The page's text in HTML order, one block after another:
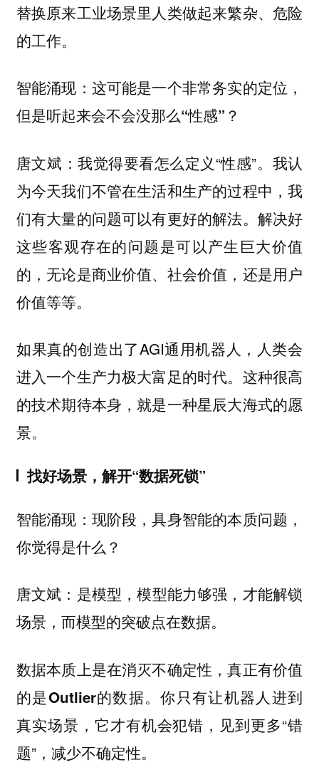
替换原来工业场景里人类做起来繁杂、危险
的工作。
智能涌现：这可能是一个非常务实的定位，
但是听起来会不会没那么“性感”？
唐文斌：我觉得要看怎么定义“性感”。我认
为今天我们不管在生活和生产的过程中，我
们有大量的问题可以有更好的解法。解决好
这些客观存在的问题是可以产生巨大价值
的，无论是商业价值、社会价值，还是用户
价值等等。
如果真的创造出了AGI通用机器人，人类会
进入一个生产力极大富足的时代。这种很高
的技术期待本身，就是一种星辰大海式的愿
景。
找好场景，解开“数据死锁”
智能涌现：现阶段，具身智能的本质问题，
你觉得是什么？
唐文斌： 是模型，模型能力够强，才能解锁
场景，而模型的突破点在数据。
数据本质上是在消灭不确定性，真正有价值
的是Outlier的数据。你只有让机器人进到
真实场景，它才有机会犯错，见到更多“错
题”，减少不确定性。